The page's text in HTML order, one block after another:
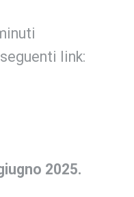
link:
2025.